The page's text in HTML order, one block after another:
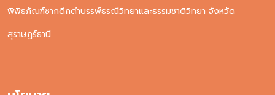
พิพิธภัณฑ์ซากดึกดําบรรพ์ธรณีวิทยาและธรรมชาติวิทยา จังหวัด
สุราษฎร์ธานี